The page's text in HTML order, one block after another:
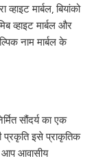
मार्बल, बियांको
व्हाइट मार्बल और
नाम मार्बल के
सौंदर्य का एक
प्रकृति इसे प्राकृतिक
आप आवासीय